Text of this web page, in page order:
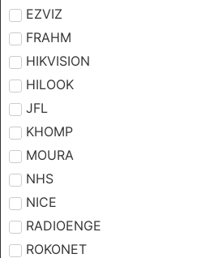
EZVIZ
FRAHM
HIKVISION
HILOOK
JFL
KHOMP
MOURA
NHS
NICE
RADIOENGE
ROKONET